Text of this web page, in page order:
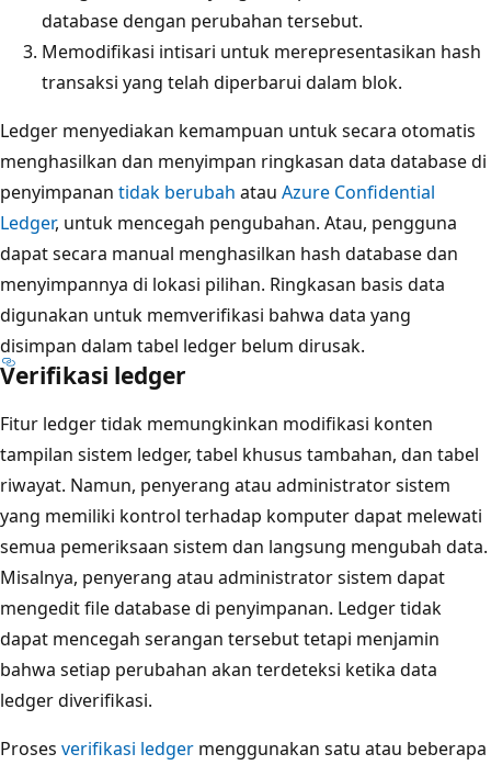
database dengan perubahan tersebut.
Memodifikasi intisari untuk merepresentasikan hash
transaksi yang telah diperbarui dalam blok.
Ledger menyediakan kemampuan untuk secara otomatis
menghasilkan dan menyimpan ringkasan data database di
penyimpanan tidak berubah atau Azure Confidential
Ledger, untuk mencegah pengubahan. Atau, pengguna
dapat secara manual menghasilkan hash database dan
menyimpannya di lokasi pilihan. Ringkasan basis data
digunakan untuk memverifikasi bahwa data yang
disimpan dalam tabel ledger belum dirusak.
Verifikasi ledger
Fitur ledger tidak memungkinkan modifikasi konten
tampilan sistem ledger, tabel khusus tambahan, dan tabel
riwayat. Namun, penyerang atau administrator sistem
yang memiliki kontrol terhadap komputer dapat melewati
semua pemeriksaan sistem dan langsung mengubah data.
Misalnya, penyerang atau administrator sistem dapat
mengedit file database di penyimpanan. Ledger tidak
dapat mencegah serangan tersebut tetapi menjamin
bahwa setiap perubahan akan terdeteksi ketika data
ledger diverifikasi.
Proses verifikasi ledger menggunakan satu atau beberapa